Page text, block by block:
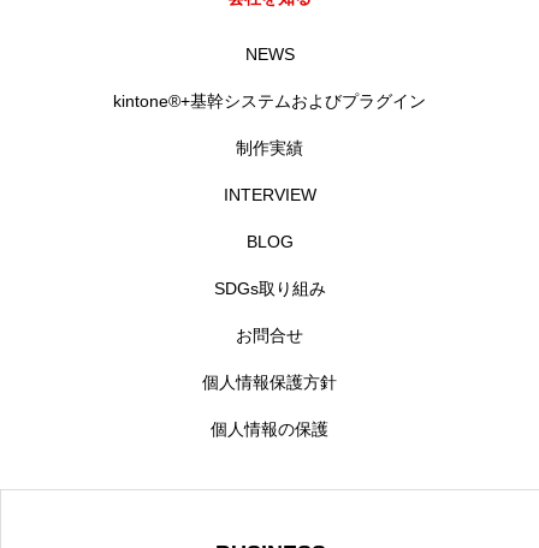
NEWS
kintone®+基幹システムおよびプラグイン
制作実績
INTERVIEW
BLOG
SDGs取り組み
お問合せ
個人情報保護方針
個人情報の保護